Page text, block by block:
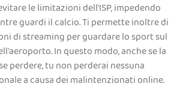
le limitazioni dell'ISP, impedendo
guardi il calcio. Ti permette inoltre di
di streaming per guardare lo sport sul
In questo modo, anche se la
perdere, tu non perderai nessuna
a causa dei malintenzionati online.